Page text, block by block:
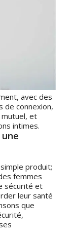
avec des
de connexion,
et
intimes.
produit;
femmes
sécurité et
leur santé
que